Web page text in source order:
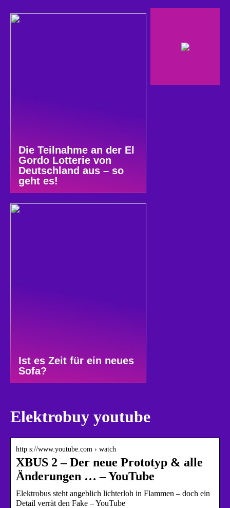
Die Teilnahme an der El
Gordo Lotterie von
Deutschland aus – so
geht es!
Ist es Zeit für ein neues
Sofa?
Elektrobuy youtube
http s://www.youtube.com › watch
XBUS 2 – Der neue Prototyp & alle
Änderungen … – YouTube
Elektrobus steht angeblich lichterloh in Flammen – doch ein
Detail verrät den Fake – YouTube